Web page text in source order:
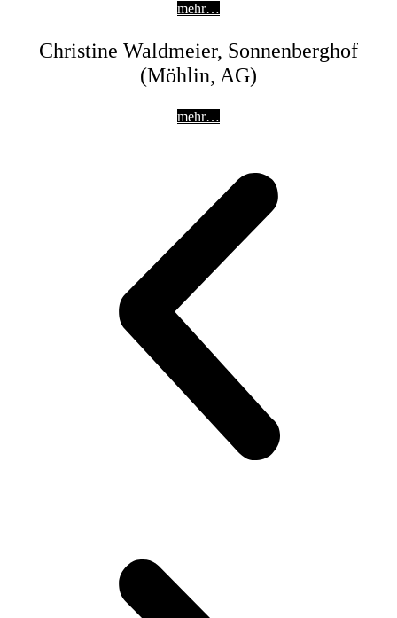
mehr…
Christine Waldmeier, Sonnenberghof
(Möhlin, AG)
mehr…